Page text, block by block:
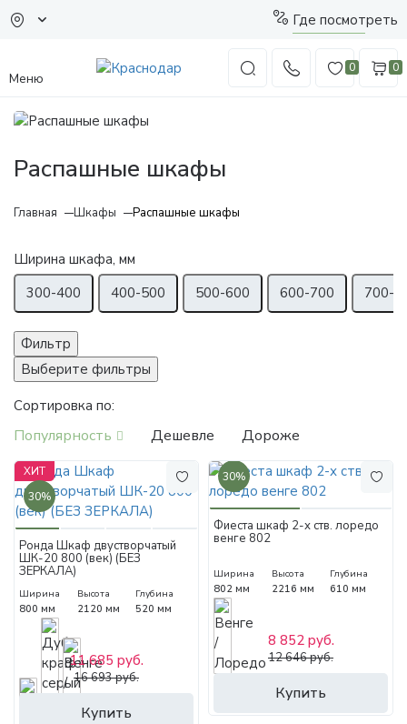
Где посмотреть
Меню
0 0
Распашные шкафы
Главная Шкафы Распашные шкафы
Ширина шкафа, мм
300-400
400-500 500-600 600-700 700-
Фильтр
Выберите фильтры
Сортировка по:
Популярность Дешевле Дороже
ХИТ
30%
Ронда Шкаф двустворчатый
ШК-20 800 (век) (БЕЗ
ЗЕРКАЛА)
Ширина
800 мм
Высота
2120 мм
Глубина
520 мм
Купить
11 685 руб.
16 693 руб.
30%
Фиеста шкаф 2-х ств. лоредо
венге 802
Ширина
802 мм
Высота
2216 мм
Глубина
610 мм
Купить
8 852 руб.
12 646 руб.